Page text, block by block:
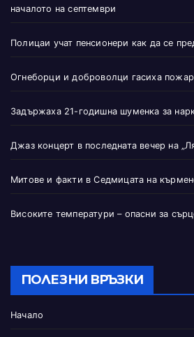
началото на септември
Полицаи учат пенсионери как да се
Огнеборци и доброволци гасиха
Задържаха 21-годишна шуменка за
Джаз концерт в последната вечер на
Митове и факти в Седмицата на
Високите температури – опасни за
ПОЛЕЗНИ ВРЪЗКИ
Начало